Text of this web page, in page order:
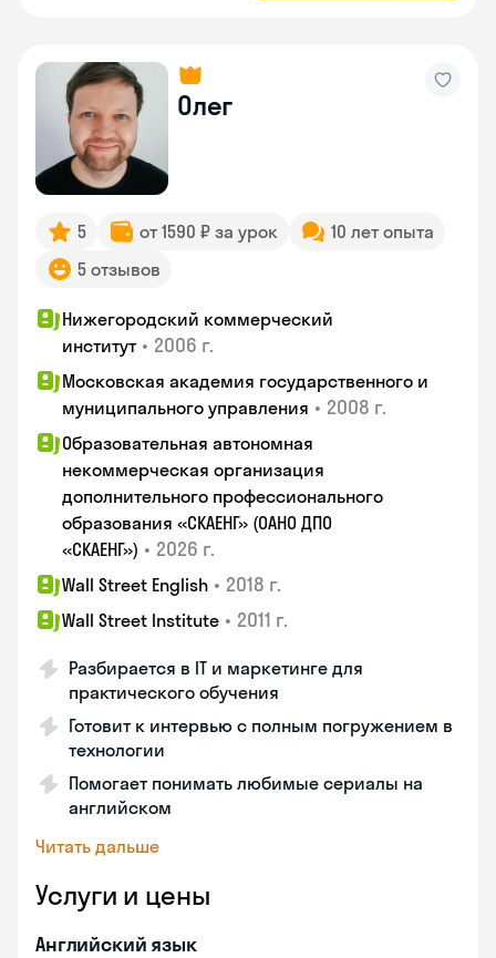
Олег
5 от 1590 ₽ за урок
10 лет опыта
5 отзывов
Нижегородский коммерческий
институт • 2006 г.
Московская академия государственного и
муниципального управления • 2008 г.
Образовательная автономная
некоммерческая организация
дополнительного профессионального
образования «СКАЕНГ» (ОАНО ДПО
«СКАЕНГ») • 2026 г.
Wall Street English • 2018 г.
Wall Street Institute • 2011 г.
Разбирается в IT и маркетинге для
практического обучения
Готовит к интервью с полным погружением в
технологии
Помогает понимать любимые сериалы на
английском
Читать дальше
Услуги и цены
Английский язык